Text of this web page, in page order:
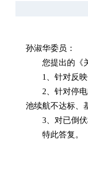
孙淑华委员：
您提出的《
1、针对反
2、针对停
池续航不达标、
3、对已倒
特此答复。